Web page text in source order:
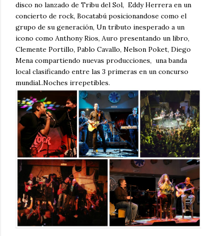
disco no lanzado de Tribu del Sol, Eddy Herrera en un
concierto de rock, Bocatabú posicionandose como el
grupo de su generación, Un tributo inesperado a un
icono como Anthony Rios, Auro presentando un libro,
Clemente Portillo, Pablo Cavallo, Nelson Poket, Diego
Mena compartiendo nuevas producciones, una banda
local clasificando entre las 3 primeras en un concurso
mundial..Noches irrepetibles.